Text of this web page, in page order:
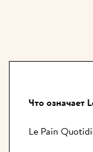
Что означает
Le Pain